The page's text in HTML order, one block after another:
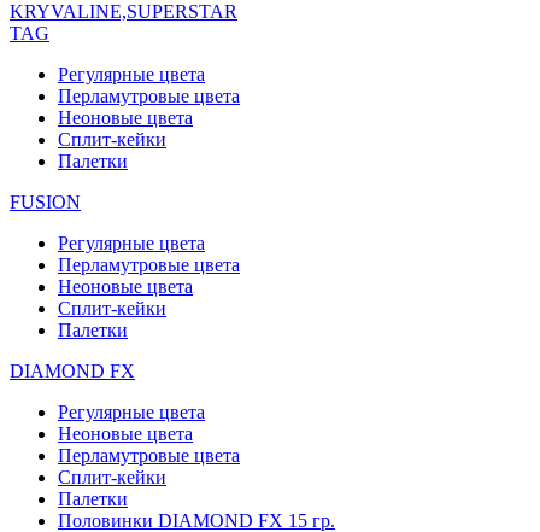
KRYVALINE,SUPERSTAR
TAG
Регулярные цвета
Перламутровые цвета
Неоновые цвета
Сплит-кейки
Палетки
FUSION
Регулярные цвета
Перламутровые цвета
Неоновые цвета
Сплит-кейки
Палетки
DIAMOND FX
Регулярные цвета
Неоновые цвета
Перламутровые цвета
Сплит-кейки
Палетки
Половинки DIAMOND FX 15 гр.